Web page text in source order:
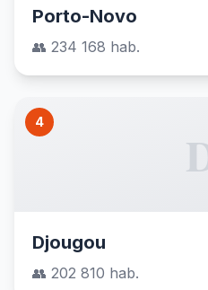
Porto-Novo
👥 234 168 hab.
4
Djougou
👥 202 810 hab.